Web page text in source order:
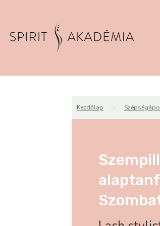
Kezdőlap >